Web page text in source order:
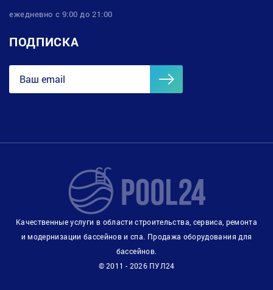
ежедневно с 9:00 до 21:00
ПОДПИСКА
Качественные услуги в области строительства, сервиса, ремонта
и модернизации бассейнов и спа. Продажа оборудования для
бассейнов.
© 2011 - 2026 ПУЛ24